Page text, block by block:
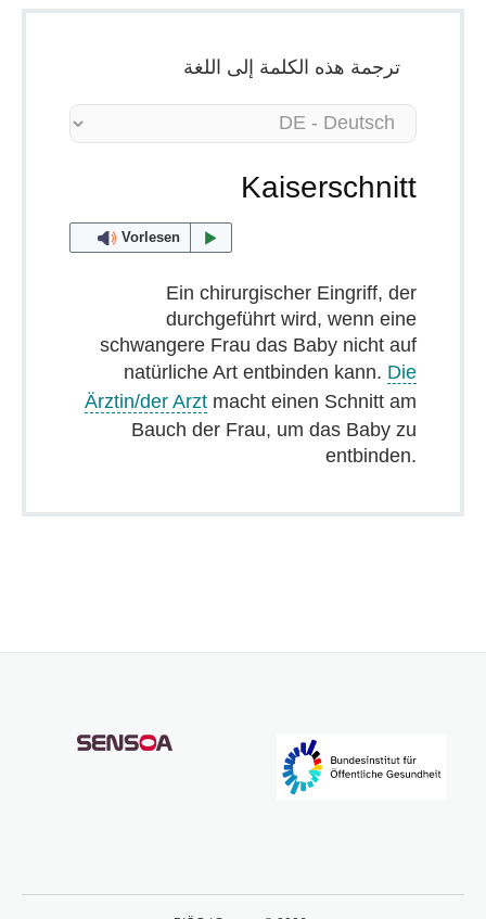
ترجمة هذه الكلمة إلى اللغة
Kaiserschnitt
Vorlesen
Ein chirurgischer Eingriff, der
durchgeführt wird, wenn eine
schwangere Frau das Baby nicht auf
natürliche Art entbinden kann. Die
Ärztin/der Arzt macht einen Schnitt am
Bauch der Frau, um das Baby zu
entbinden.